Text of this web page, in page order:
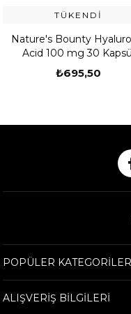
TÜKENDI
Nature's Bounty
Acid 100 mg 30
₺695,50
POPÜLER KATEGORİLER
ALIŞVERİŞ BİLGİLERİ